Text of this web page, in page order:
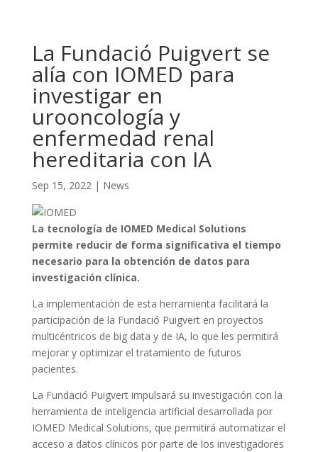
La Fundació Puigvert se
alía con IOMED para
investigar en
urooncología y
enfermedad renal
hereditaria con IA
Sep 15, 2022| News
La tecnología de IOMED Medical Solutions
permite reducir de forma significativa el tiempo
necesario para la obtención de datos para
investigación clínica.
La implementación de esta herramienta facilitará la
participación de la Fundació Puigvert en proyectos
multicéntricos de big data y de IA, lo que les permitirá
mejorar y optimizar el tratamiento de futuros
pacientes.
La Fundació Puigvert impulsará su investigación con la
herramienta de inteligencia artificial desarrollada por
IOMED Medical Solutions, que permitirá automatizar el
acceso a datos clínicos por parte de los investigadores